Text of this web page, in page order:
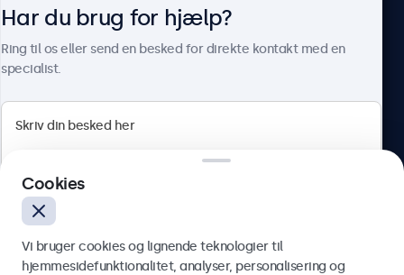
Herstedøstervej 27-29, unit A, 2620 Albertslund, Danmark
Dansk
Har du brug for hjælp?
Ring til os eller send en besked for direkte kontakt med en
specialist.
Cookies
Vi bruger cookies og lignende teknologier til
hjemmesidefunktionalitet, analyser, personalisering og